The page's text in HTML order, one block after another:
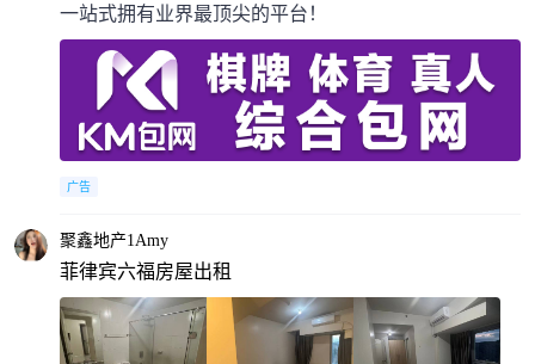
一站式拥有业界最顶尖的平台！
广告
聚鑫地产1Amy
菲律宾六福房屋出租